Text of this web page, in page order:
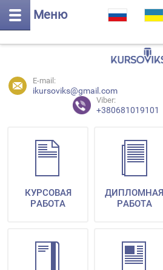
Меню
E-mail:
ikursoviks@gmail.com
Viber:
+380681019101
КУРСОВАЯ
РАБОТА
ДИПЛОМНАЯ
РАБОТА